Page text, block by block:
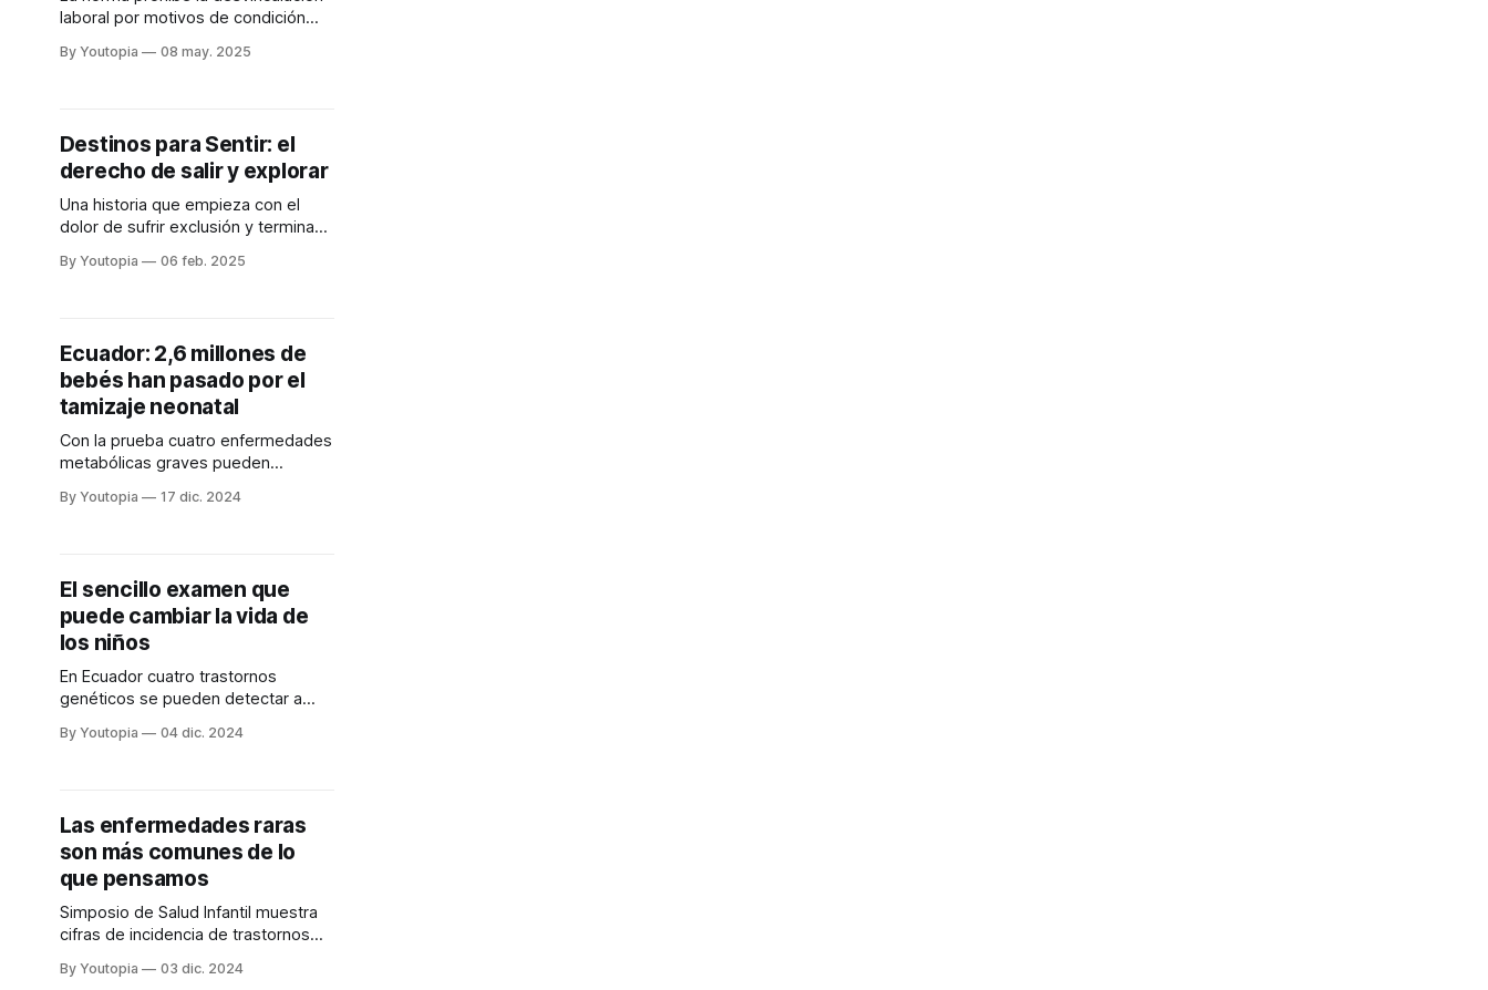
laboral por motivos de condición
medidas contra el acoso laboral.
By Youtopia 08 may. 2025
Destinos para Sentir: el
derecho de salir y explorar
Una historia que empieza con el
dolor de sufrir exclusión y termina
By Youtopia 06 feb. 2025
Ecuador: 2,6 millones de
bebés han pasado por el
tamizaje neonatal
Con la prueba cuatro enfermedades
metabólicas graves pueden
By Youtopia 17 dic. 2024
El sencillo examen que
puede cambiar la vida de
los niños
En Ecuador cuatro trastornos
genéticos se pueden detectar a
By Youtopia 04 dic. 2024
Las enfermedades raras
son más comunes de lo
que pensamos
Simposio de Salud Infantil muestra
cifras de incidencia de trastornos
By Youtopia 03 dic. 2024